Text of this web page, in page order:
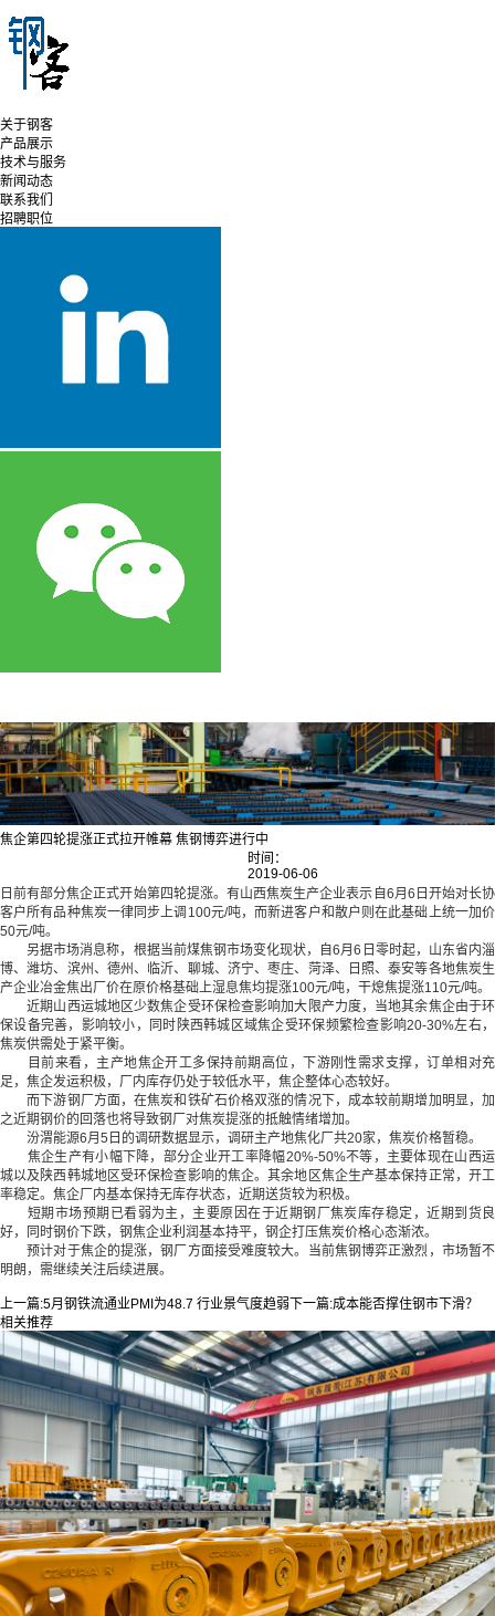
关于钢客
产品展示
技术与服务
新闻动态
联系我们
招聘职位
焦企第四轮提涨正式拉开帷幕 焦钢博弈进行中
时间：
2019-06-06
日前有部分焦企正式开始第四轮提涨。有山西焦炭生产企业表示自6月6日开始对长协
客户所有品种焦炭一律同步上调100元/吨，而新进客户和散户则在此基础上统一加价
50元/吨。
另据市场消息称，根据当前煤焦钢市场变化现状，自6月6日零时起，山东省内淄
博、潍坊、滨州、德州、临沂、聊城、济宁、枣庄、菏泽、日照、泰安等各地焦炭生
产企业冶金焦出厂价在原价格基础上湿息焦均提涨100元/吨，干熄焦提涨110元/吨。
近期山西运城地区少数焦企受环保检查影响加大限产力度，当地其余焦企由于环
保设备完善，影响较小，同时陕西韩城区域焦企受环保频繁检查影响20-30%左右，
焦炭供需处于紧平衡。
目前来看，主产地焦企开工多保持前期高位，下游刚性需求支撑，订单相对充
足，焦企发运积极，厂内库存仍处于较低水平，焦企整体心态较好。
而下游钢厂方面，在焦炭和铁矿石价格双涨的情况下，成本较前期增加明显，加
之近期钢价的回落也将导致钢厂对焦炭提涨的抵触情绪增加。
汾渭能源6月5日的调研数据显示，调研主产地焦化厂共20家，焦炭价格暂稳。
焦企生产有小幅下降，部分企业开工率降幅20%-50%不等，主要体现在山西运
城以及陕西韩城地区受环保检查影响的焦企。其余地区焦企生产基本保持正常，开工
率稳定。焦企厂内基本保持无库存状态，近期送货较为积极。
短期市场预期已看弱为主，主要原因在于近期钢厂焦炭库存稳定，近期到货良
好，同时钢价下跌，钢焦企业利润基本持平，钢企打压焦炭价格心态渐浓。
预计对于焦企的提涨，钢厂方面接受难度较大。当前焦钢博弈正激烈，市场暂不
明朗，需继续关注后续进展。
上一篇:5月钢铁流通业PMI为48.7 行业景气度趋弱 下一篇:成本能否撑住钢市下滑？
相关推荐